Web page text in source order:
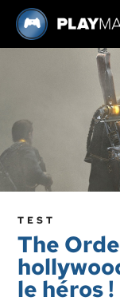
TEST
The
le héros !